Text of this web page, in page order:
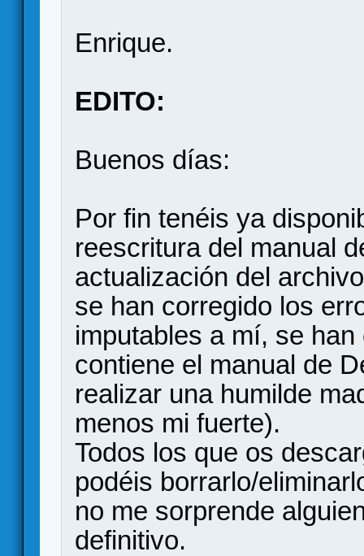
Enrique.
EDITO:
Buenos días:
Por fin tenéis ya
reescritura del manual
actualización del
se han corregido los
imputables a mí, se
contiene el manual de
realizar una humilde
menos mi fuerte).
Todos los que os
podéis borrarlo/
no me sorprende
definitivo.